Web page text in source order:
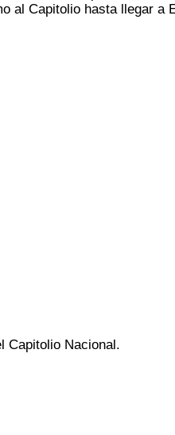
al Capitolio hasta llegar a
Capitolio Nacional.